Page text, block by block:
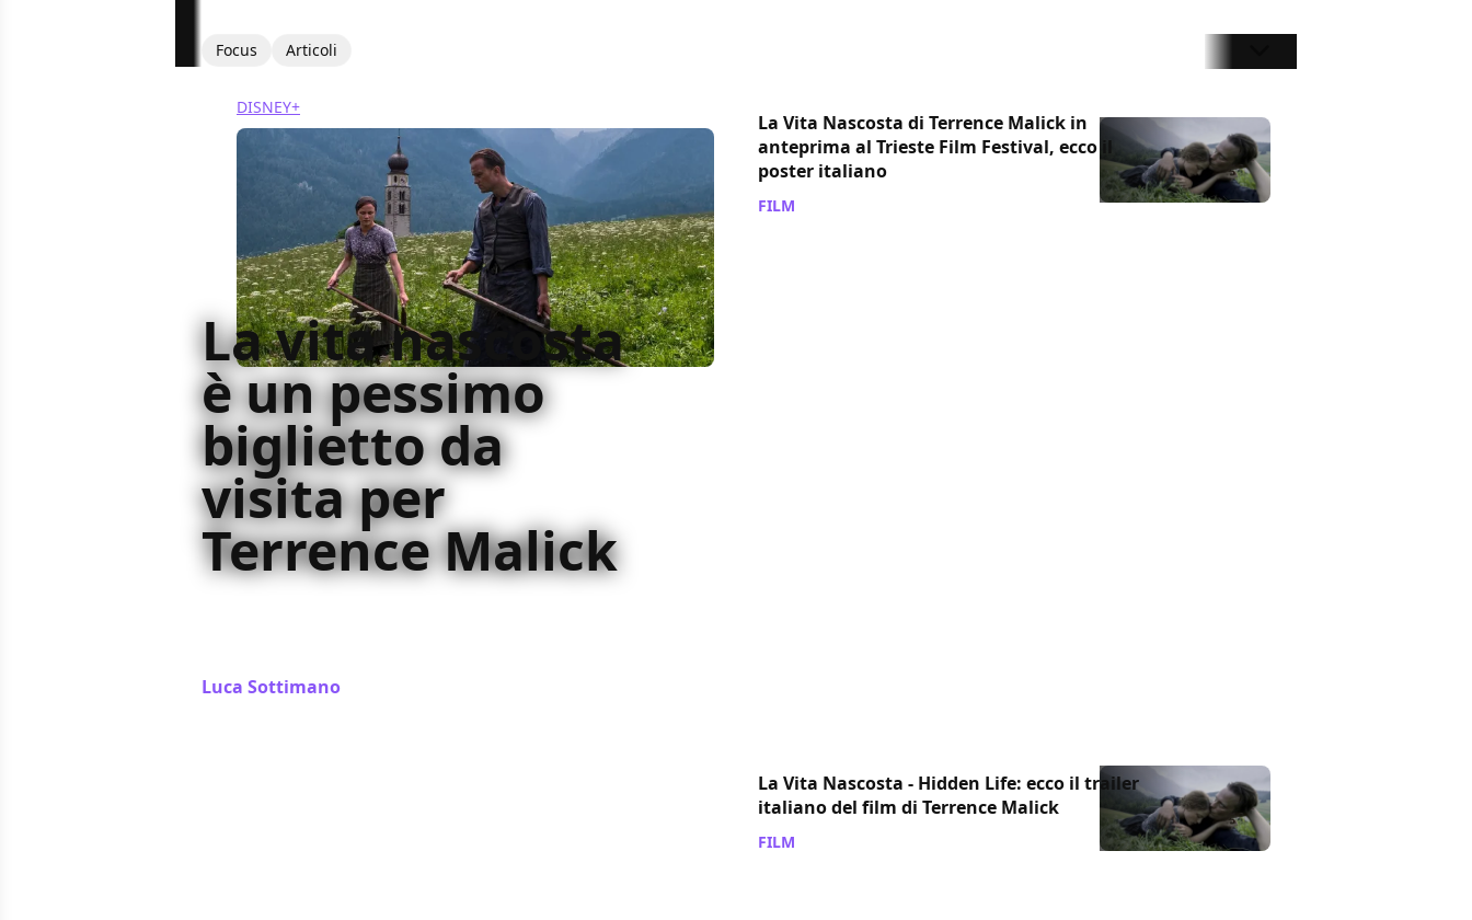
Focus Articoli
DISNEY+
La vita nascosta
è un pessimo
biglietto da
visita per
Terrence Malick
Luca Sottimano
La Vita Nascosta di Terrence Malick in
anteprima al Trieste Film Festival, ecco il
poster italiano
FILM
La Vita Nascosta - Hidden Life: ecco il trailer
italiano del film di Terrence Malick
FILM